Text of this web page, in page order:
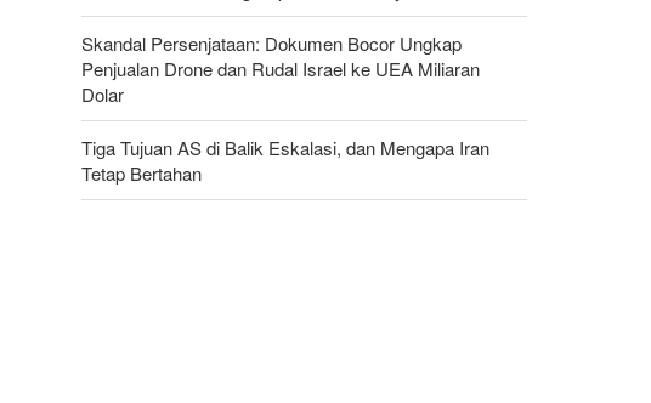
Skandal Persenjataan: Dokumen Bocor Ungkap
Penjualan Drone dan Rudal Israel ke UEA Miliaran
Dolar
Tiga Tujuan AS di Balik Eskalasi, dan Mengapa Iran
Tetap Bertahan